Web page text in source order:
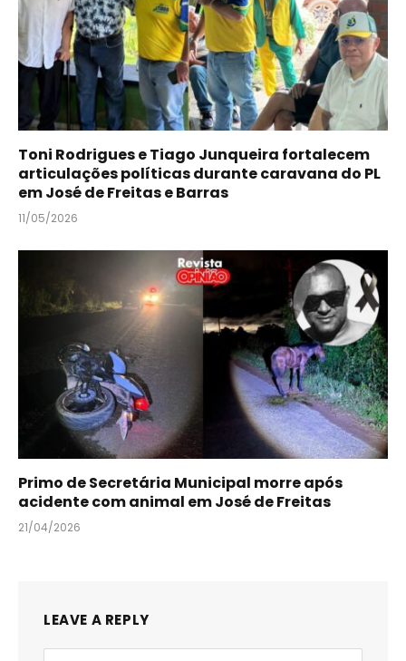
Toni Rodrigues e Tiago Junqueira fortalecem
articulações políticas durante caravana do PL
em José de Freitas e Barras
11/05/2026
Primo de Secretária Municipal morre após
acidente com animal em José de Freitas
21/04/2026
LEAVE A REPLY